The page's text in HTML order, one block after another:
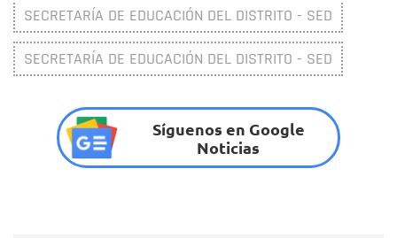
SECRETARÍA DE EDUCACIÓN DEL DISTRITO - SED
SECRETARÍA DE EDUCACIÓN DEL DISTRITO - SED
Síguenos en Google
Noticias